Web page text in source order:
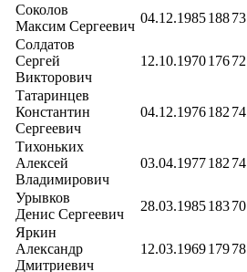
Соколов
Максим Сергеевич
04.12.198518873
Солдатов
Сергей
Викторович
12.10.197017672
Татаринцев
Константин
Сергеевич
04.12.1976182 74
Тихоньких
Алексей
Владимирович
03.04.1977182 74
Урывков
Денис Сергеевич
28.03.198518370
Яркин
Александр
Дмитриевич
12.03.196917978